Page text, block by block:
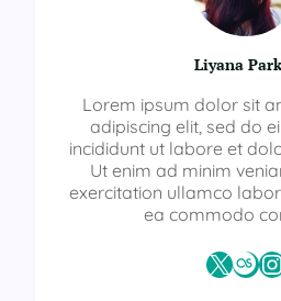
Liyana
Lorem ipsum dolor sit
adipiscing elit, sed do
incididunt ut labore et
Ut enim ad minim
exercitation ullamco
ea commodo
X Last.fmInstagram